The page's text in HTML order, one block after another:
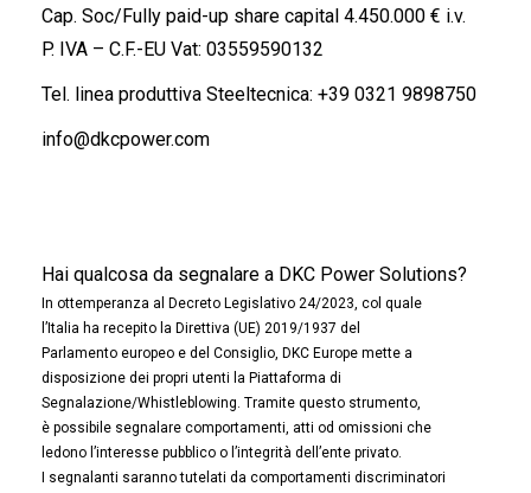
Cap. Soc/Fully paid-up share capital 4.450.000 € i.v.
P. IVA – C.F.-EU Vat: 03559590132
Tel. linea produttiva Steeltecnica: +39 0321 9898750
info@dkcpower.com
Hai qualcosa da segnalare a DKC Power Solutions?
In ottemperanza al Decreto Legislativo 24/2023, col quale
l’Italia ha recepito la Direttiva (UE) 2019/1937 del
Parlamento europeo e del Consiglio, DKC Europe mette a
disposizione dei propri utenti la Piattaforma di
Segnalazione/Whistleblowing. Tramite questo strumento,
è possibile segnalare comportamenti, atti od omissioni che
ledono l’interesse pubblico o l’integrità dell’ente privato.
I segnalanti saranno tutelati da comportamenti discriminatori